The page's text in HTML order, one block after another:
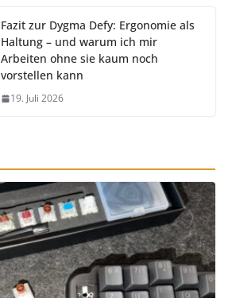
Fazit zur Dygma Defy: Ergonomie als
Haltung – und warum ich mir
Arbeiten ohne sie kaum noch
vorstellen kann
19. Juli 2026